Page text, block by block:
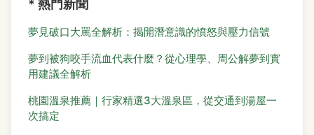
* 熱門新聞
夢見破口大罵全解析：揭開潛意識的憤怒與壓力信號
夢到被狗咬手流血代表什麼？從心理學、周公解夢到實
用建議全解析
桃園溫泉推薦｜行家精選3大溫泉區，從交通到湯屋一
次搞定